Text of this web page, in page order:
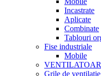
Incastrate
Aplicate
Combinate
Tablouri
Fise industriale
Mobile
Grile de ventilatie